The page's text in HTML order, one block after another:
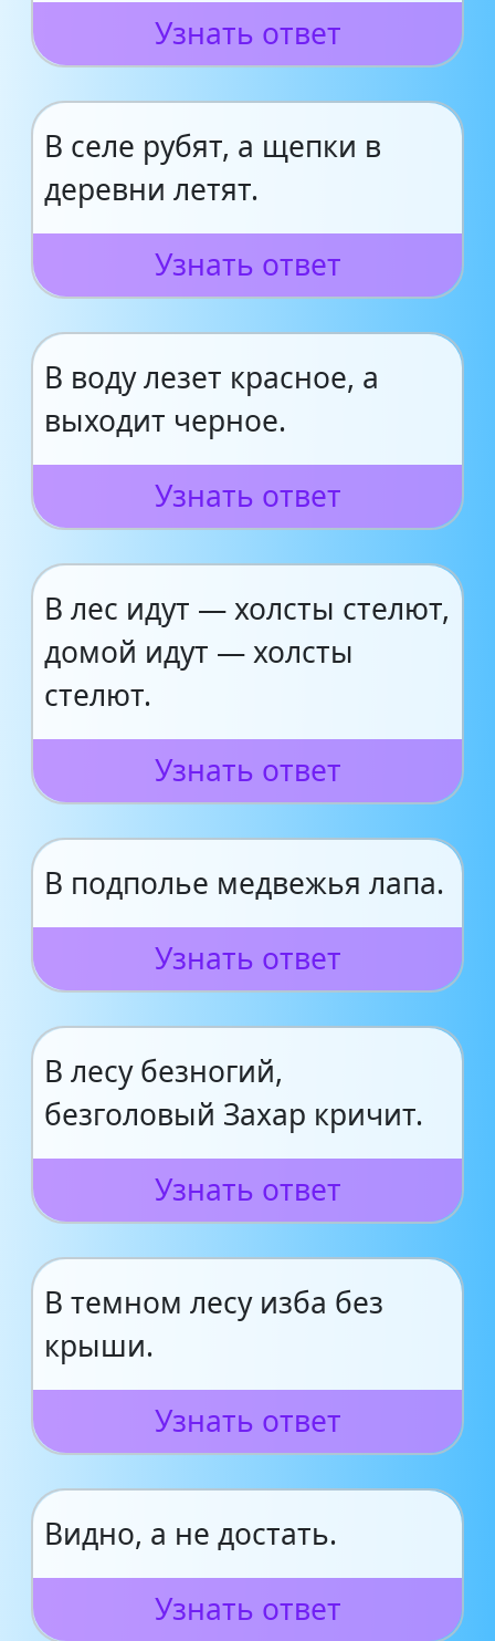
Узнать ответ
В селе рубят, а щепки в
деревни летят.
Узнать ответ
В воду лезет красное, а
выходит черное.
Узнать ответ
В лес идут — холсты стелют,
домой идут — холсты
стелют.
Узнать ответ
В подполье медвежья лапа.
Узнать ответ
В лесу безногий,
безголовый Захар кричит.
Узнать ответ
В темном лесу изба без
крыши.
Узнать ответ
Видно, а не достать.
Узнать ответ